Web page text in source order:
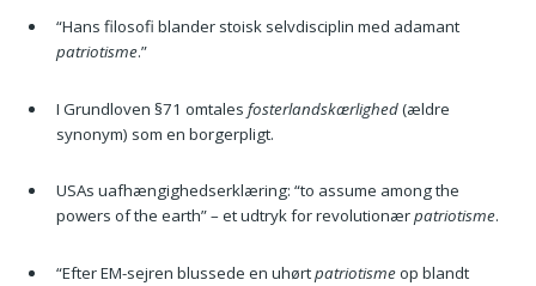
“Hans filosofi blander stoisk selvdisciplin med adamant
patriotisme.”
I Grundloven §71 omtales fosterlandskærlighed(ældre
synonym) som en borgerpligt.
USAs uafhængighedserklæring: “to assume among the
powers of the earth” – et udtryk for revolutionærpatriotisme.
“Efter EM-sejren blussede en uhørtpatriotismeop blandt